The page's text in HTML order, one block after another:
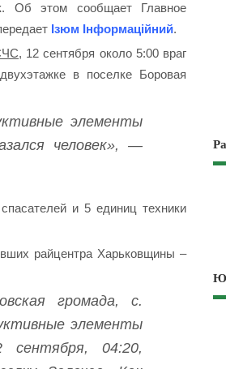
Об этом сообщает Главное
Ізюм Інформаційний.
12 сентября около 5:00 враг
в поселке Боровая
элементы
человек», —
и 5 единиц техники
райцентра Харьковщины –
громада, с.
элементы
сентября, 04:20,